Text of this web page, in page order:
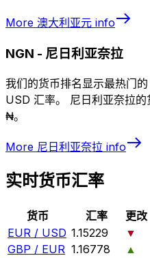
More 澳大利亚元 info
NGN - 尼日利亚奈拉
我们的货币排名显示最热门
USD 汇率。 尼日利亚奈拉
₦。
More 尼日利亚奈拉 info
实时货币汇率
货币 汇率
更改
EUR / USD 1.15229
▼
GBP / EUR 1.16778
▲